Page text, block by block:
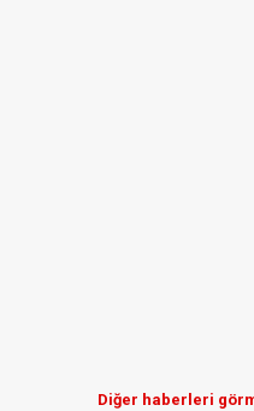
Diğer haberleri